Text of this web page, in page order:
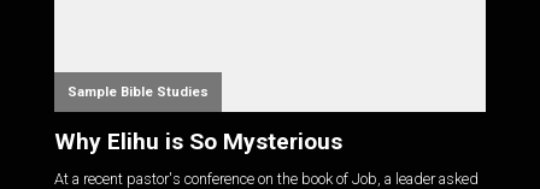
Sample Bible Studies
Why Elihu is So Mysterious
At a recent pastor's conference on the book of Job, a leader asked